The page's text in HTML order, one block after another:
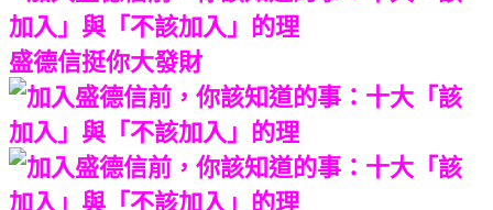
盛德信挺你大發財